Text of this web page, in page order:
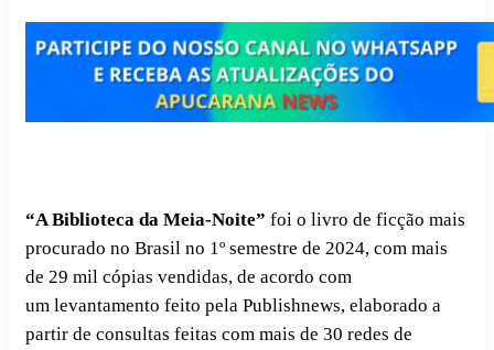
“A Biblioteca da Meia-Noite” foi o livro de ficção mais
procurado no Brasil no 1º semestre de 2024, com mais
de 29 mil cópias vendidas, de acordo com
um levantamento feito pela Publishnews, elaborado a
partir de consultas feitas com mais de 30 redes de